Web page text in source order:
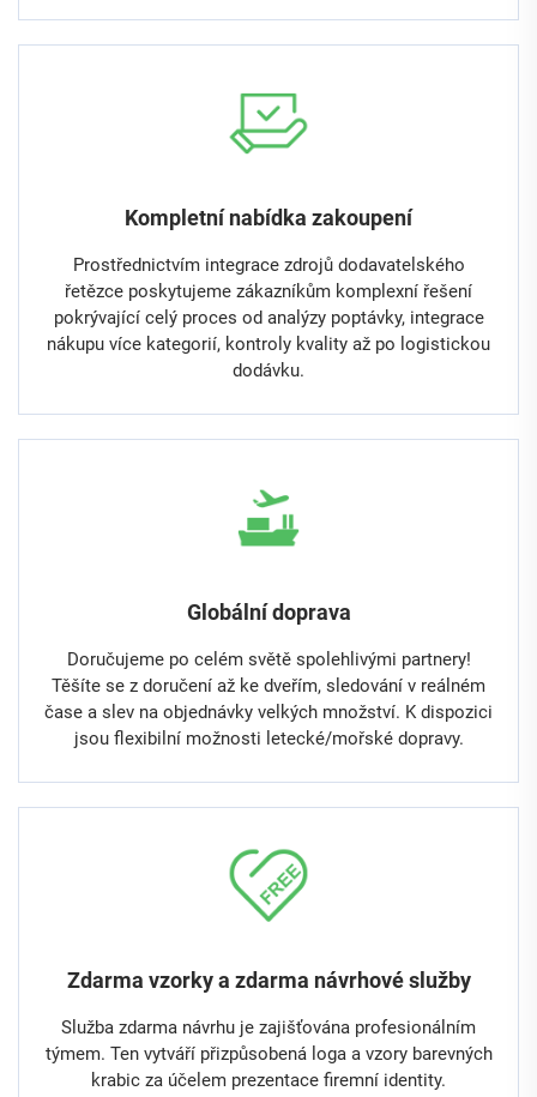
Kompletní nabídka zakoupení
Prostřednictvím integrace zdrojů dodavatelského
řetězce poskytujeme zákazníkům komplexní řešení
pokrývající celý proces od analýzy poptávky, integrace
nákupu více kategorií, kontroly kvality až po logistickou
dodávku.
Globální doprava
Doručujeme po celém světě spolehlivými partnery!
Těšíte se z doručení až ke dveřím, sledování v reálném
čase a slev na objednávky velkých množství. K dispozici
jsou flexibilní možnosti letecké/mořské dopravy.
Zdarma vzorky a zdarma návrhové služby
Služba zdarma návrhu je zajišťována profesionálním
týmem. Ten vytváří přizpůsobená loga a vzory barevných
krabic za účelem prezentace firemní identity.